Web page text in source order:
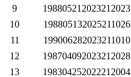
9
198805212023212023
10
198805132025211026
11
199006282023211010
12
198704092023212028
13
198304252022212004